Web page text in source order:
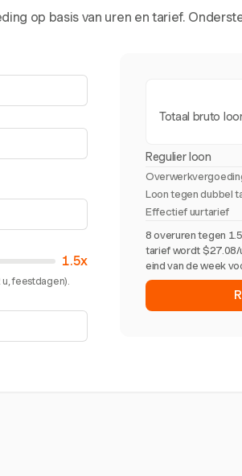
op basis van uren en tarief.
1.5x
u, feestdagen).
Totaal bruto
Regulier loon
Loon tegen dubbel
Effectief uurtarief
8 overuren tegen
tarief wordt $27.08/
eind van de week